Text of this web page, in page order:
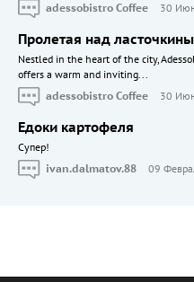
adessobistro Coffee
30
Пролетая над
Nestled in the heart of the city,
offers a warm and inviting...
adessobistro Coffee
30
Едоки картофеля
Cупер!
ivan.dalmatov.88
09